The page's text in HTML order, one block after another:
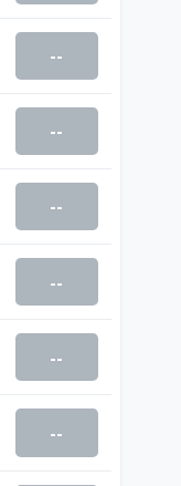
--
--
--
--
--
--